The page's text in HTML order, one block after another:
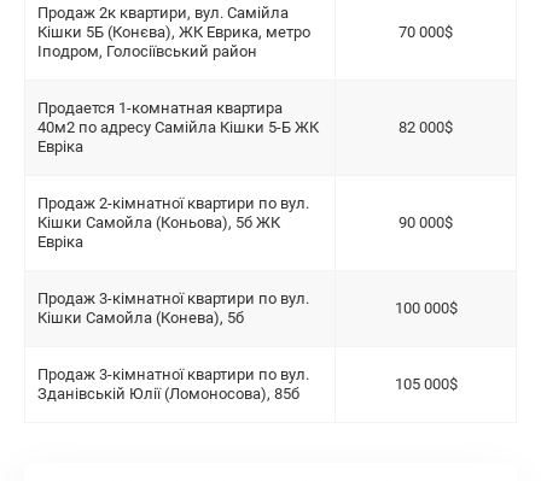
Продаж 2к квартири, вул. Самійла
Кішки 5Б (Конєва), ЖК Еврика, метро
Іподром, Голосіївський район
70 000$
Продается 1-комнатная квартира
40м2 по адресу Самійла Кішки 5-Б ЖК
Евріка
82 000$
Продаж 2-кімнатної квартири по вул.
Кішки Самойла (Коньова), 5б ЖК
Евріка
90 000$
Продаж 3-кімнатної квартири по вул.
Кішки Самойла (Конева), 5б
100 000$
Продаж 3-кімнатної квартири по вул.
Зданівській Юлії (Ломоносова), 85б
105 000$